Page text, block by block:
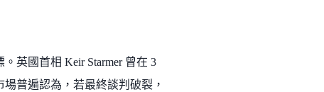
英國首相 Keir Starmer 曾在 3
普遍認為，若最終談判破裂，